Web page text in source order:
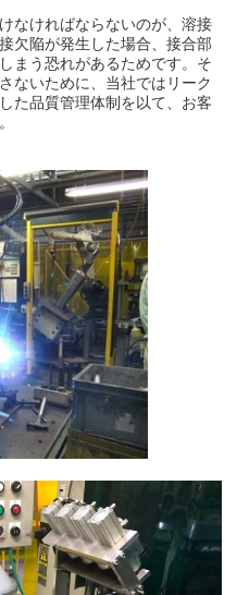
なければならないのが、溶接
欠陥が発生した場合、接合部
まう恐れがあるためです。そ
ないために、当社ではリーク
た品質管理体制を以て、お客